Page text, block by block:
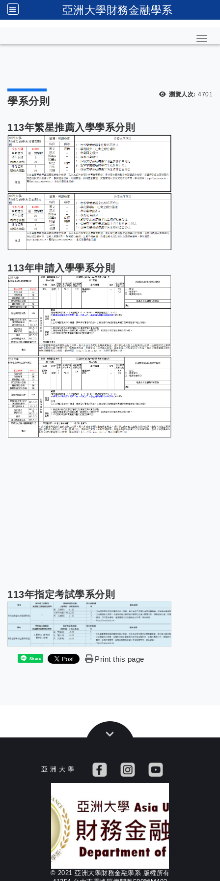
亞洲大學財務金融學系
瀏覽人次: 4701
學系分則
113年繁星推薦入學學系分則
113年申請入學學系分則
113年指定考試學系分則
Share Print this page
亞 洲 大 學
© 2021 亞洲大學財務金融學系 版權所有